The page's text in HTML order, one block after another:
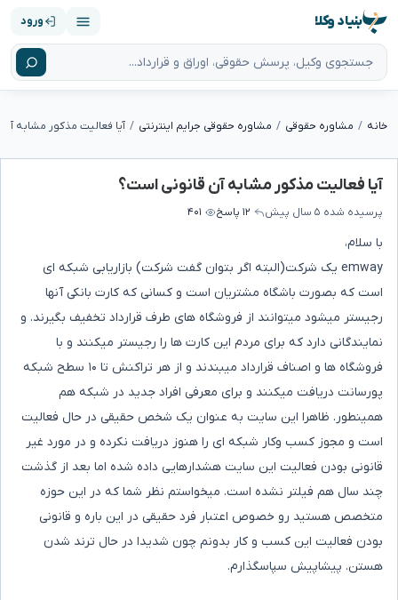
بنیاد وکلا ورود
خانه مشاوره حقوقی مشاوره حقوقی جرایم اینترنتی آیا فعالیت مذکور مشابه
آیا فعالیت مذکور مشابه آن قانونی است؟
پرسیده شده ۵ سال پیش ۱۲ پاسخ ۴۰۱
با سلام،
emway یک شرکت(البته اگر بتوان گفت شرکت) بازاریابی شبکه ای
است که بصورت باشگاه مشتریان است و کسانی که کارت بانکی آنها
رجیستر میشود میتوانند از فروشگاه های طرف قرارداد تخفیف بگیرند. و
نمایندگانی دارد که برای مردم این کارت ها را رجیستر میکنند و با
فروشگاه ها و اصناف قرارداد میبندند و از هر تراکنش تا ۱۰ سطح شبکه
پورسانت دریافت میکنند و برای معرفی افراد جدید در شبکه هم
همینطور. ظاهرا این سایت به عنوان یک شخص حقیقی در حال فعالیت
است و مجوز کسب وکار شبکه ای را هنوز دریافت نکرده و در مورد غیر
قانونی بودن فعالیت این سایت هشدارهایی داده شده اما بعد از گذشت
چند سال هم فیلتر نشده است. میخواستم نظر شما که در این حوزه
متخصص هستید رو خصوص اعتبار فرد حقیقی در این باره و قانونی
بودن فعالیت این کسب و کار بدونم چون شدیدا در حال ترند شدن
هستن. پیشاپیش سپاسگذارم.